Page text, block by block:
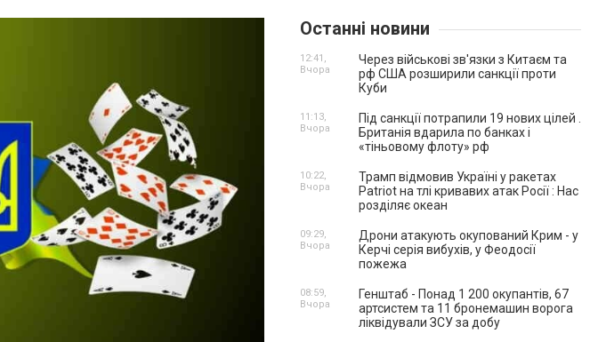
Останні новини
Через військові зв'язки з Китаєм та
рф США розширили санкції проти
Куби
12:41,
Вчора
Під санкції потрапили 19 нових цілей .
Британія вдарила по банках і
«тіньовому флоту» рф
11:13,
Вчора
Трамп відмовив Україні у ракетах
Patriot на тлі кривавих атак Росії : Нас
розділяє океан
10:22,
Вчора
Дрони атакують окупований Крим - у
Керчі серія вибухів, у Феодосії
пожежа
09:29,
Вчора
Генштаб - Понад 1 200 окупантів, 67
артсистем та 11 бронемашин ворога
ліквідували ЗСУ за добу
08:59,
Вчора